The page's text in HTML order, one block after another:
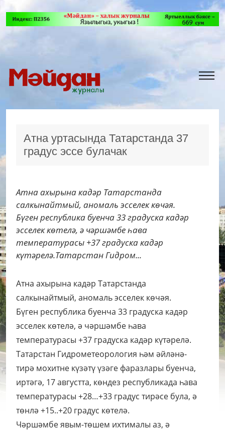
Атна уртасында Татарстанда 37
градус эссе булачак
Атна ахырына кадәр Татарстанда
салкынайтмый, аномаль эсселек көчәя.
Бүген республика буенча 33 градуска кадәр
эсселек көтелә, ә чәршәмбе һава
температурасы +37 градуска кадәр
күтәрелә.Татарстан Гидром...
Атна ахырына кадәр Татарстанда
салкынайтмый, аномаль эсселек көчәя.
Бүген республика буенча 33 градуска кадәр
эсселек көтелә, ә чәршәмбе һава
температурасы +37 градуска кадәр күтәрелә.
Татарстан Гидрометеорология һәм әйләнә-
тирә мохитне күзәтү үзәге фаразлары буенча,
иртәгә, 17 августта, көндез республикада һава
температурасы +28…+33 градус тирәсе була, ә
төнлә +15..+20 градус көтелә.
Чәршәмбе явым-төшем ихтималы аз, ә